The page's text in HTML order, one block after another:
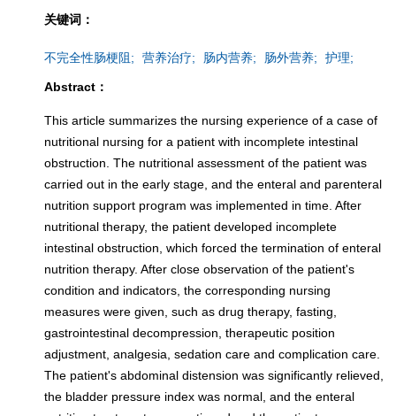
关键词：
不完全性肠梗阻; 营养治疗; 肠内营养; 肠外营养; 护理;
Abstract：
This article summarizes the nursing experience of a case of
nutritional nursing for a patient with incomplete intestinal
obstruction. The nutritional assessment of the patient was
carried out in the early stage, and the enteral and parenteral
nutrition support program was implemented in time. After
nutritional therapy, the patient developed incomplete
intestinal obstruction, which forced the termination of enteral
nutrition therapy. After close observation of the patient's
condition and indicators, the corresponding nursing
measures were given, such as drug therapy, fasting,
gastrointestinal decompression, therapeutic position
adjustment, analgesia, sedation care and complication care.
The patient's abdominal distension was significantly relieved,
the bladder pressure index was normal, and the enteral